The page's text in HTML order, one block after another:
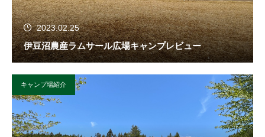
2023.02.25
伊豆沼農産ラムサール広場キャンプレビュー
キャンプ場紹介